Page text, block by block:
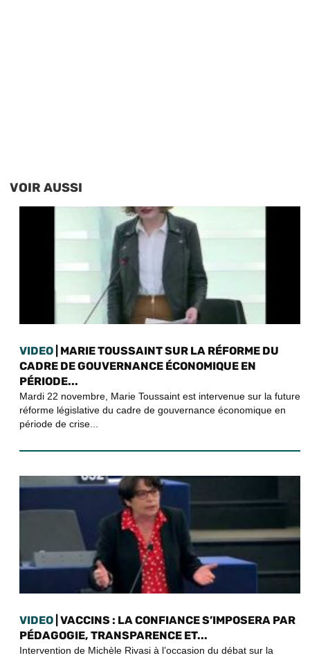
VOIR AUSSI
VIDEO | MARIE TOUSSAINT SUR LA RÉFORME DU
CADRE DE GOUVERNANCE ÉCONOMIQUE EN
PÉRIODE...
Mardi 22 novembre, Marie Toussaint est intervenue sur la future
réforme législative du cadre de gouvernance économique en
période de crise...
VIDEO | VACCINS : LA CONFIANCE S’IMPOSERA PAR
PÉDAGOGIE, TRANSPARENCE ET...
Intervention de Michèle Rivasi à l’occasion du débat sur la